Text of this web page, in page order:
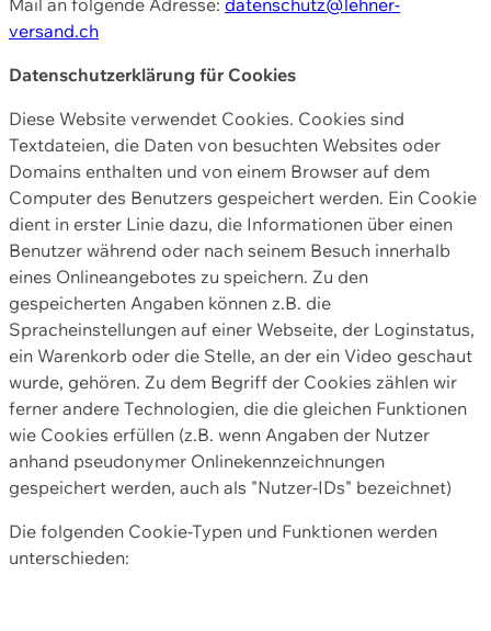
versand.ch
Datenschutzerklärung für Cookies
Diese Website verwendet Cookies. Cookies sind
Textdateien, die Daten von besuchten Websites oder
Domains enthalten und von einem Browser auf dem
Computer des Benutzers gespeichert werden. Ein Cookie
dient in erster Linie dazu, die Informationen über einen
Benutzer während oder nach seinem Besuch innerhalb
eines Onlineangebotes zu speichern. Zu den
gespeicherten Angaben können z.B. die
Spracheinstellungen auf einer Webseite, der Loginstatus,
ein Warenkorb oder die Stelle, an der ein Video geschaut
wurde, gehören. Zu dem Begriff der Cookies zählen wir
ferner andere Technologien, die die gleichen Funktionen
wie Cookies erfüllen (z.B. wenn Angaben der Nutzer
anhand pseudonymer Onlinekennzeichnungen
gespeichert werden, auch als "Nutzer-IDs" bezeichnet)
Die folgenden Cookie-Typen und Funktionen werden
unterschieden: